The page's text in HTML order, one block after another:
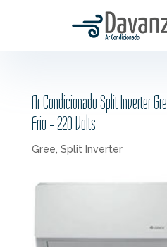
Ar Condicionado Split Inverter
Frio – 220 Volts
Gree, Split Inverter